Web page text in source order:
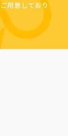
用意しており